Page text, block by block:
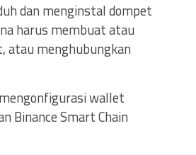
dan menginstal dompet
harus membuat atau
atau menghubungkan
wallet
Binance Smart Chain